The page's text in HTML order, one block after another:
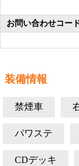
お問い合わせコー
装備情報
禁煙車
パワステ
CDデッキ